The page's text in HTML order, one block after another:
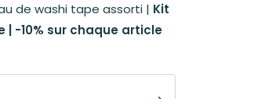
de washi tape assorti | Kit
-10% sur chaque article